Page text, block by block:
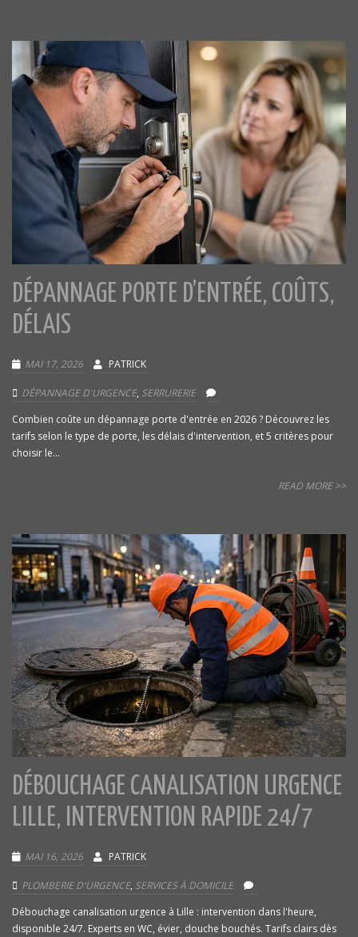
DÉPANNAGE PORTE D’ENTRÉE, COÛTS,
DÉLAIS
MAI 17, 2026 PATRICK
DÉPANNAGE D'URGENCE, SERRURERIE
Combien coûte un dépannage porte d'entrée en 2026 ? Découvrez les
tarifs selon le type de porte, les délais d'intervention, et 5 critères pour
choisir le...
READ MORE >>
DÉBOUCHAGE CANALISATION URGENCE
LILLE, INTERVENTION RAPIDE 24/7
MAI 16, 2026 PATRICK
PLOMBERIE D'URGENCE, SERVICES À DOMICILE
Débouchage canalisation urgence à Lille : intervention dans l'heure,
disponible 24/7. Experts en WC, évier, douche bouchés. Tarifs clairs dès